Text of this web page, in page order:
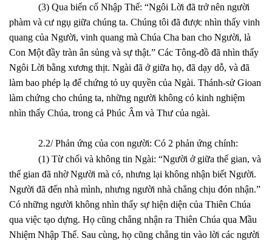
(3) Qua biến cố Nhập Thể: “Ngôi Lời đã trở nên người
phàm và cư ngụ giữa chúng ta. Chúng tôi đã được nhìn thấy vinh
quang của Người, vinh quang mà Chúa Cha ban cho Người, là
Con Một đầy tràn ân sủng và sự thật.” Các Tông-đồ đã nhìn thấy
Ngôi Lời bằng xương thịt. Ngài đã ở giữa họ, đã dạy dỗ, và đã
làm bao phép lạ để chứng tỏ uy quyền của Ngài. Thánh-sử Gioan
làm chứng cho chúng ta, những người không có kinh nghiệm
nhìn thấy Chúa, trong cả Phúc Âm và Thư của ngài.
2.2/ Phản ứng của con người: Có 2 phản ứng chính:
(1) Từ chối và không tin Ngài: “Người ở giữa thế gian, và
thế gian đã nhờ Người mà có, nhưng lại không nhận biết Người.
Người đã đến nhà mình, nhưng người nhà chẳng chịu đón nhận.”
Có những người không nhìn thấy sự hiện diện của Thiên Chúa
qua việc tạo dựng. Họ cũng chẳng nhận ra Thiên Chúa qua Mầu
Nhiệm Nhập Thể. Sau cùng, họ cũng chẳng tin vào lời các người